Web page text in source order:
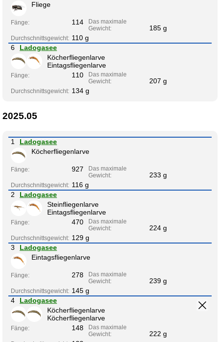
Fliege
Fänge: 114
Das maximale
Gewicht:
185 g
Durchschnittsgewicht: 110 g
6
Ladogasee
Köcherfliegenlarve
Eintagsfliegenlarve
Fänge: 110
Das maximale
Gewicht:
207 g
Durchschnittsgewicht: 134 g
2025.05
1
Ladogasee
Köcherfliegenlarve
Fänge: 927
Das maximale
Gewicht:
233 g
Durchschnittsgewicht: 116 g
2
Ladogasee
Steinfliegenlarve
Eintagsfliegenlarve
Fänge: 470
Das maximale
Gewicht:
224 g
Durchschnittsgewicht: 129 g
3
Ladogasee
Eintagsfliegenlarve
Fänge: 278
Das maximale
Gewicht:
239 g
Durchschnittsgewicht: 145 g
4
Ladogasee
Köcherfliegenlarve
Köcherfliegenlarve
Fänge: 148
Das maximale
Gewicht:
222 g